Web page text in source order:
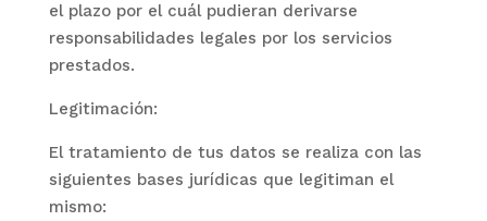
el plazo por el cuál pudieran derivarse
responsabilidades legales por los servicios
prestados.
Legitimación:
El tratamiento de tus datos se realiza con las
siguientes bases jurídicas que legitiman el
mismo: